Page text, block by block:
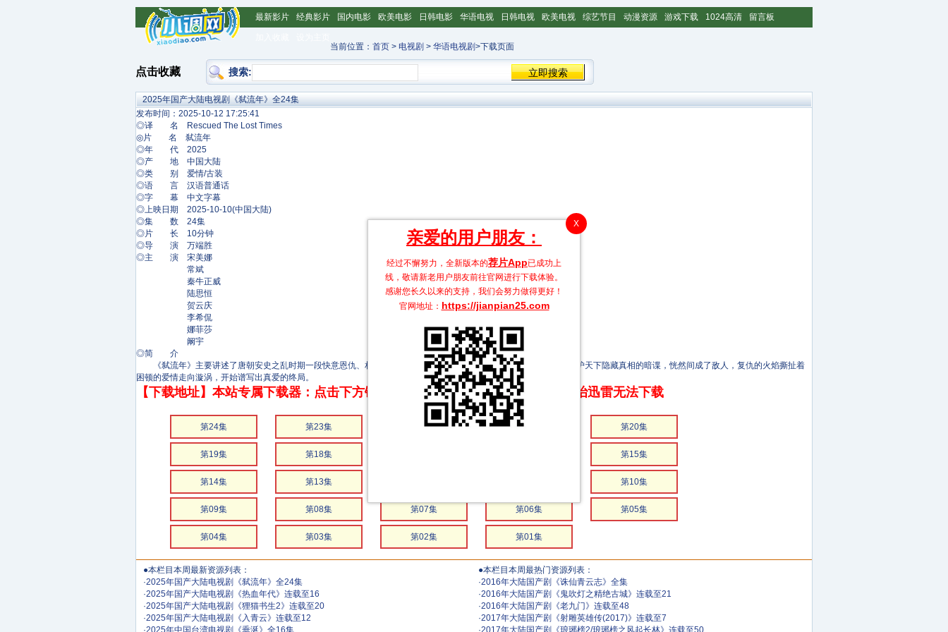
最新影片 经典影片 国内电影 欧美电影 日韩电影 华语电视 日韩电视 欧美电视 综艺节目 动漫资源 游戏下载 1024高清 留言板
当前位置： 首页 > 电视剧 > 华语电视剧>下载页面
点击收藏 搜索:
X
亲爱的用户朋友：
经过不懈努力，全新版本的荐片App已成功上
线，敬请新老用户朋友前往官网进行下载体验。
感谢您长久以来的支持，我们会努力做得更好！
官网地址： https://jianpian25.com
2025年国产大陆电视剧《弑流年》全24集
发布时间：2025-10-12 17:25:41
◎译 名 Rescued The Lost Times
◎片 名 弑流年
◎年 代 2025
◎产 地 中国大陆
◎类 别 爱情/古装
◎语 言 汉语普通话
◎字 幕 中文字幕
◎上映日期 2025-10-10(中国大陆)
◎集 数 24集
◎片 长 10分钟
◎导 演 万端胜
◎主 演 宋美娜
常斌
秦牛正威
陆思恒
贺云庆
李希侃
娜菲莎
阚宇
◎简 介
《弑流年》主要讲述了唐朝安史之乱时期一段快意恩仇、相爱相杀的故事。一个复仇心切不择手段的女子，一个为护天下隐藏真相的暗谍，恍然间成了敌人，复仇的火焰撕扯着
困顿的爱情走向漩涡，开始谱写出真爱的终局。
【下载地址】本站专属下载器：点击下方链接 即可享受高速下载和在线播放 专治迅雷无法下载
第24集 第23集 第22集 第21集 第20集
第19集 第18集 第15集
第14集 第13集 第10集
第09集 第08集 第07集 第06集 第05集
第04集 第03集 第02集 第01集
●本栏目本周最新资源列表：
·2025年国产大陆电视剧《弑流年》全24集
·2025年国产大陆电视剧《热血年代》连载至16
·2025年国产大陆电视剧《狸猫书生2》连载至20
·2025年国产大陆电视剧《入青云》连载至12
·2025年中国台湾电视剧《垂涎》全16集
●本栏目本周最热门资源列表：
·2016年大陆国产剧《诛仙青云志》全集
·2016年大陆国产剧《鬼吹灯之精绝古城》连载至21
·2016年大陆国产剧《老九门》连载至48
·2017年大陆国产剧《射雕英雄传(2017)》连载至7
·2017年大陆国产剧《琅琊榜2/琅琊榜之风起长林》连载至50